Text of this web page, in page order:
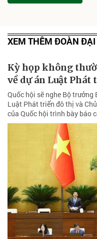
XEM THÊM ĐOÀN
Kỳ họp không
về dự án Luật
Quốc hội sẽ nghe Bộ trưởng
Luật Phát triển đô thị và
của Quốc hội trình bày báo